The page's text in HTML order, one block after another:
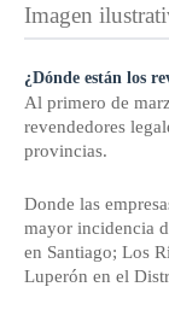
Imagen
¿Dónde están los
Al primero de
revendedores
provincias.
Donde las
mayor incidencia
en Santiago; Los
Luperón en el